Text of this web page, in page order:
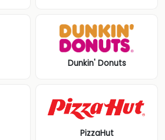
Dunkin' Donuts
PizzaHut